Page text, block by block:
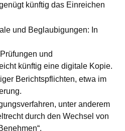
künftig das Einreichen
und Beglaubigungen: In
und
künftig eine digitale Kopie.
Berichtspflichten, etwa im
unter anderem
durch den Wechsel von